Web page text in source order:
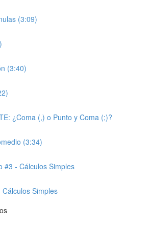
(3:09)
(3:40)
¿Coma (,) o Punto y Coma (;)?
(3:34)
#3 - Cálculos Simples
Simples